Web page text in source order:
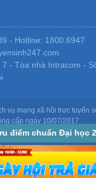
- Hotline: 1800.6947
- Tòa nhà Intracom -
vụ mạng xã hội trực tuyến
cấp ngày 10/07/2017.
dục: MST-0106478082
Phạm Đức Tuệ.
điểm chuẩn Đại học